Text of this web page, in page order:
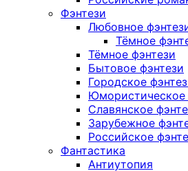
Фэнтези
Любовное
Тёмное
Тёмное фэнтези
Бытовое фэнтези
Городское
Юмористическое
Славянское
Зарубежное
Российское
Фантастика
Антиутопия